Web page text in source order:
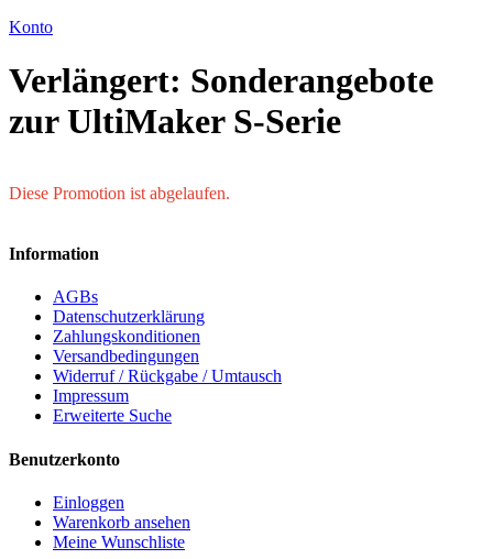
Konto
Verlängert: Sonderangebote
zur UltiMaker S-Serie
Diese Promotion ist abgelaufen.
Information
AGBs
Datenschutzerklärung
Zahlungskonditionen
Versandbedingungen
Widerruf / Rückgabe / Umtausch
Impressum
Erweiterte Suche
Benutzerkonto
Einloggen
Warenkorb ansehen
Meine Wunschliste